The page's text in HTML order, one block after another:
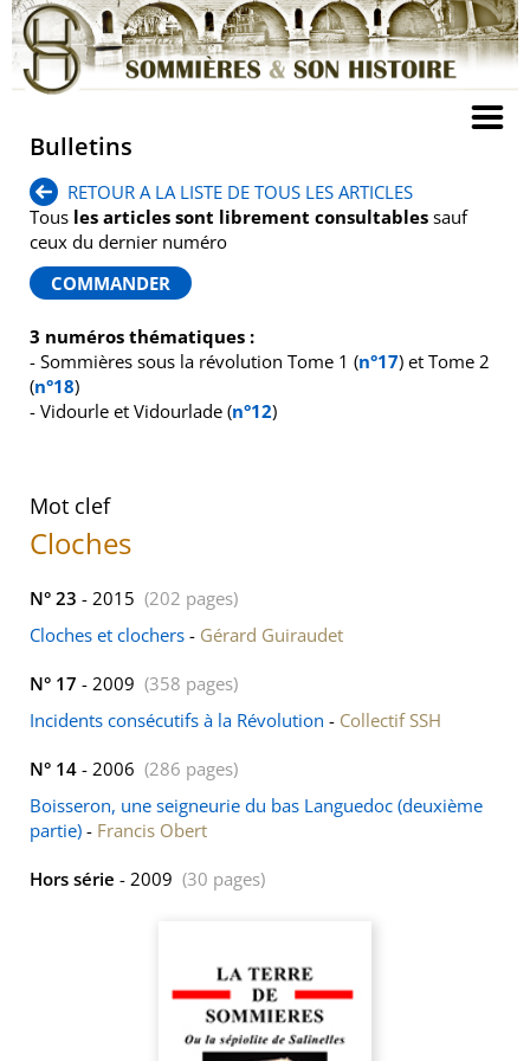
Bulletins
RETOUR A LA LISTE DE TOUS LES ARTICLES
Tous les articles sont librement consultables sauf
ceux du dernier numéro
3 numéros thématiques :
- Sommières sous la révolution Tome 1 (n°17) et Tome 2
(n°18)
- Vidourle et Vidourlade (n°12)
Mot clef
Cloches
N° 23 - 2015 (202 pages)
Cloches et clochers - Gérard Guiraudet
N° 17 - 2009 (358 pages)
Incidents consécutifs à la Révolution - Collectif SSH
N° 14 - 2006 (286 pages)
Boisseron, une seigneurie du bas Languedoc (deuxième
partie) - Francis Obert
Hors série - 2009 (30 pages)